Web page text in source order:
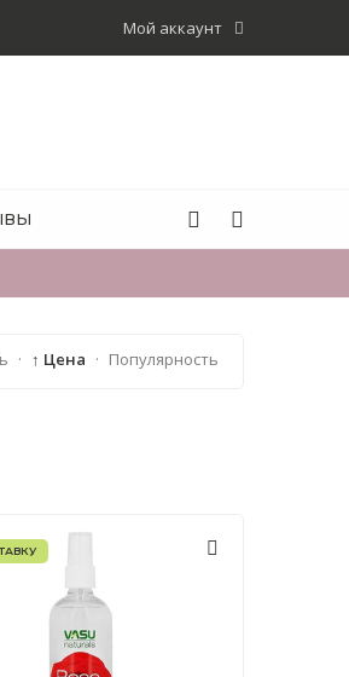
Мой аккаунт
· ↑ Цена · Популярность